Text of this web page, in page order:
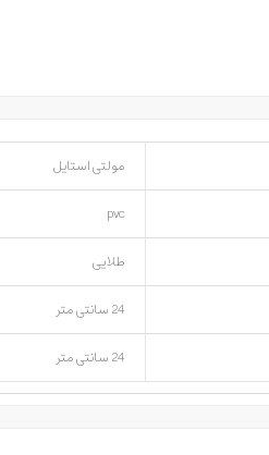
مولتی استایل
pvc
طلایی
24 سانتی متر
24 سانتی متر